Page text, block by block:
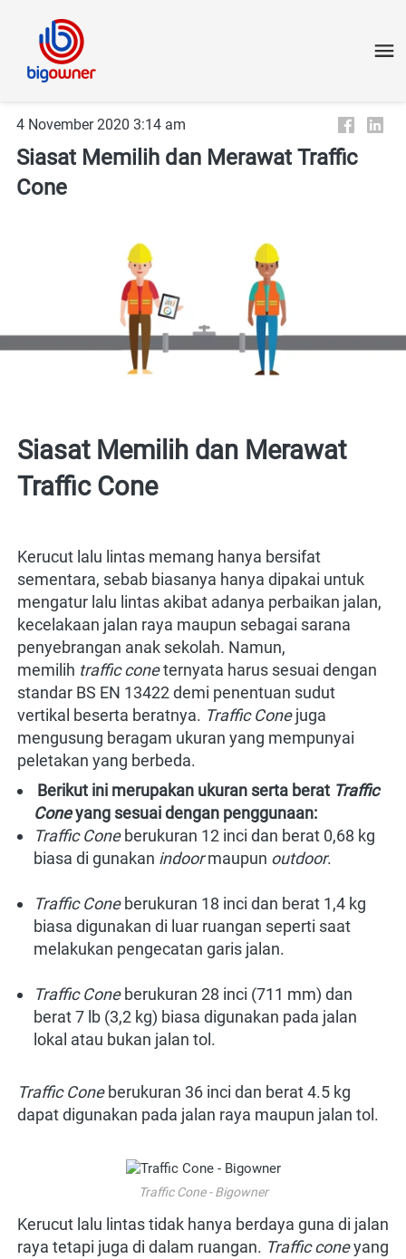
4 November 2020 3:14 am
Siasat Memilih dan Merawat Traffic
Cone
Siasat Memilih dan Merawat
Traffic Cone
Kerucut lalu lintas memang hanya bersifat
sementara, sebab biasanya hanya dipakai untuk
mengatur lalu lintas akibat adanya perbaikan jalan,
kecelakaan jalan raya maupun sebagai sarana
penyebrangan anak sekolah. Namun,
memilih traffic cone ternyata harus sesuai dengan
standar BS EN 13422 demi penentuan sudut
vertikal beserta beratnya. Traffic Cone juga
mengusung beragam ukuran yang mempunyai
peletakan yang berbeda.
Berikut ini merupakan ukuran serta berat Traffic
Coneyang sesuai dengan penggunaan:
Traffic Cone berukuran 12 inci dan berat 0,68 kg
biasa di gunakan indoor maupun outdoor.
Traffic Cone berukuran 18 inci dan berat 1,4 kg
biasa digunakan di luar ruangan seperti saat
melakukan pengecatan garis jalan.
Traffic Cone berukuran 28 inci (711 mm) dan
berat 7 lb (3,2 kg) biasa digunakan pada jalan
lokal atau bukan jalan tol.
Traffic Cone berukuran 36 inci dan berat 4.5 kg
dapat digunakan pada jalan raya maupun jalan tol.
Traffic Cone - Bigowner
Kerucut lalu lintas tidak hanya berdaya guna di jalan
raya tetapi juga di dalam ruangan. Traffic coneyang